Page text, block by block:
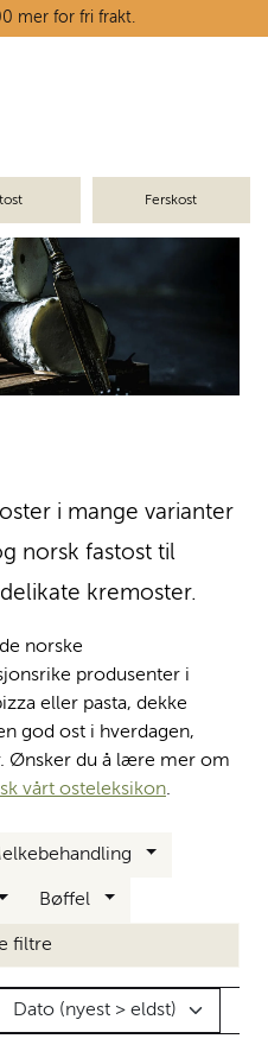
mer for fri frakt.
Ferskost
i mange varianter
norsk fastost til
kremoster.
norske
produsenter i
eller pasta, dekke
god ost i hverdagen,
Ønsker du å lære mer om
vårt osteleksikon.
Bøffel
filtre